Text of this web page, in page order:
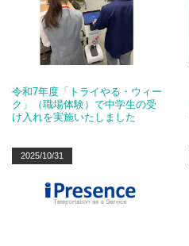
令和7年度「トライやる・ウィー
ク」（職場体験）で中学生の受
け入れを実施いたしました
2025/10/31